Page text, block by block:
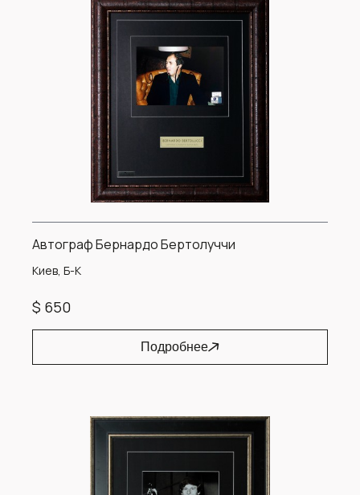
Автограф Бернардо Бертолуччи
Киев, Б-К
$ 650
Подробнее